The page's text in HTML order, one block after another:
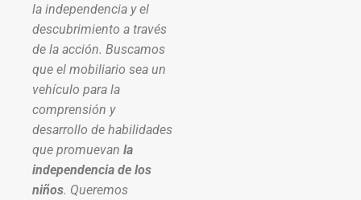
la independencia y el
descubrimiento a través
de la acción. Buscamos
que el mobiliario sea un
vehículo para la
comprensión y
desarrollo de habilidades
que promuevan la
independencia de los
niños. Queremos